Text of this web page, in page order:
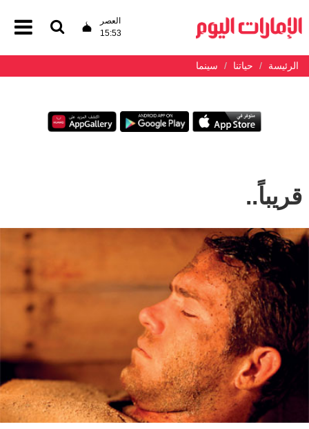
العصر
15:53
الرئيسة حياتنا سينما
قريباً..